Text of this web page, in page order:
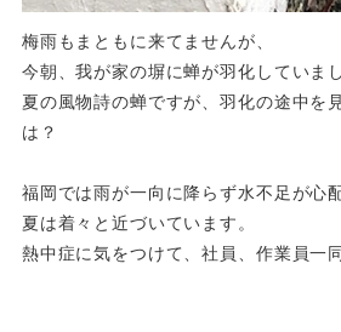
梅雨もまともに来てませんが、
今朝、我が家の塀に蝉が羽化していま
夏の風物詩の蝉ですが、羽化の途中を
は？
福岡では雨が一向に降らず水不足が心
夏は着々と近づいています。
熱中症に気をつけて、社員、作業員一